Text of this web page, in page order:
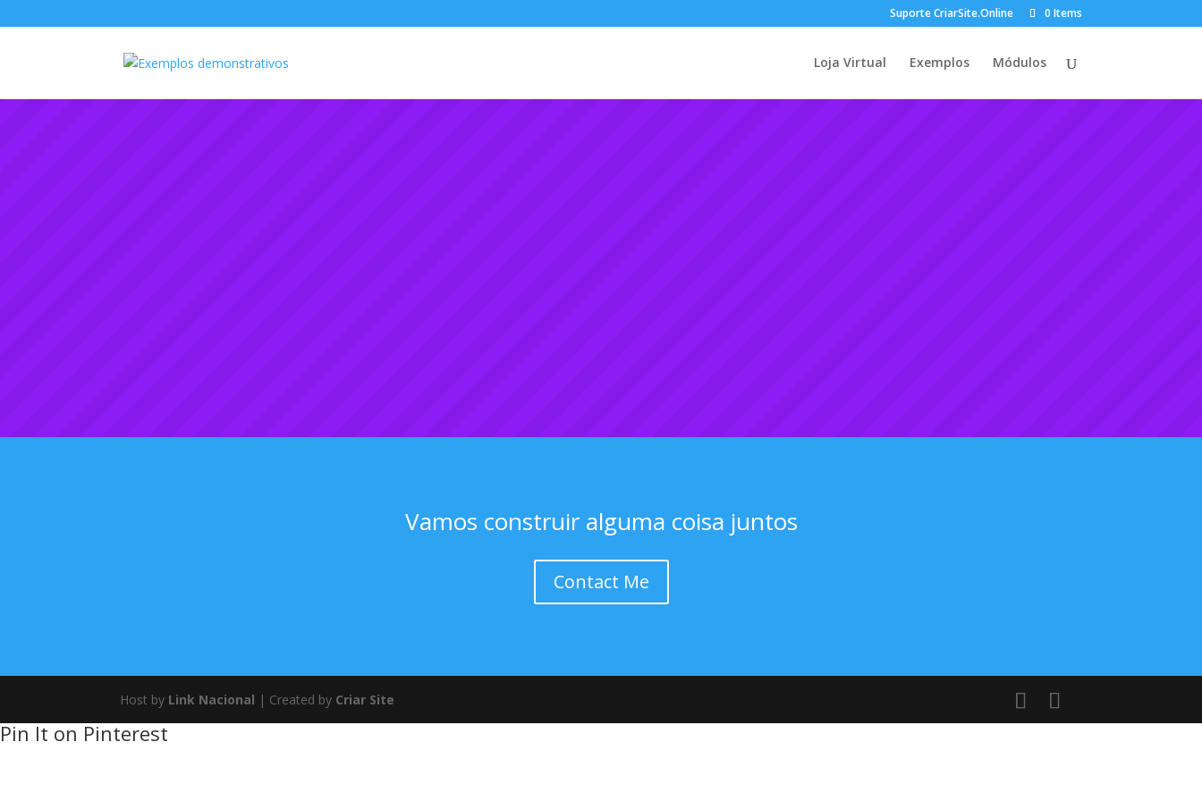
Suporte CriarSite.Online 0 Items
Loja Virtual Exemplos Módulos
Vamos construir alguma coisa juntos
Contact Me
Host by Link Nacional | Created by Criar Site
Pin It on Pinterest